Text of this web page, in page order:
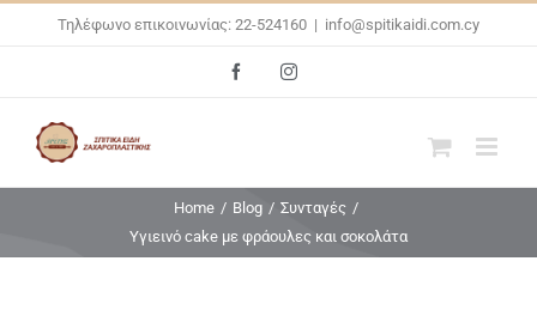
Τηλέφωνο επικοινωνίας: 22-524160 | info@spitikaidi.com.cy
FacebookInstagram
Home / Blog / Συνταγές /
Υγιεινό cake με φράουλες και σοκολάτα